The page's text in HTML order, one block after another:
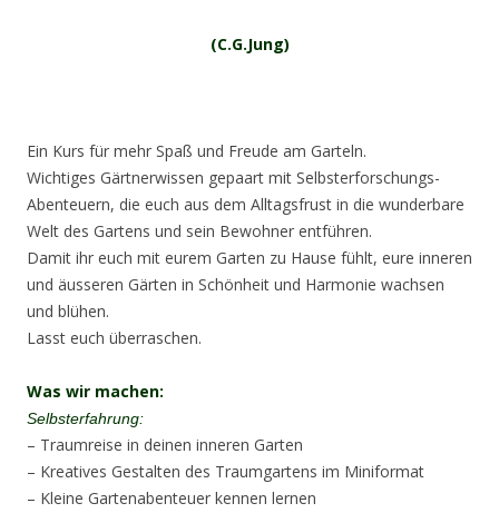
(C.G.Jung)
Ein Kurs für mehr Spaß und Freude am Garteln.
Wichtiges Gärtnerwissen gepaart mit Selbsterforschungs-
Abenteuern, die euch aus dem Alltagsfrust in die wunderbare
Welt des Gartens und sein Bewohner entführen.
Damit ihr euch mit eurem Garten zu Hause fühlt, eure inneren
und äusseren Gärten in Schönheit und Harmonie wachsen
und blühen.
Lasst euch überraschen.
Was wir machen:
Selbsterfahrung:
– Traumreise in deinen inneren Garten
– Kreatives Gestalten des Traumgartens im Miniformat
– Kleine Gartenabenteuer kennen lernen